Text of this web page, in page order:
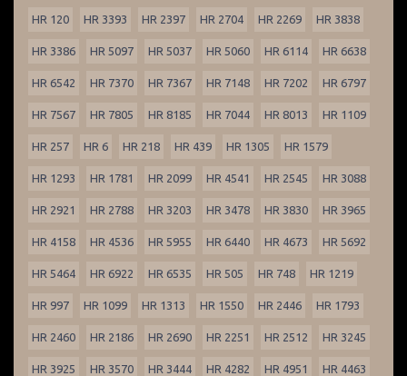
HR 120 HR 3393 HR 2397 HR 2704 HR 2269 HR 3838
HR 3386 HR 5097 HR 5037 HR 5060 HR 6114 HR 6638
HR 6542 HR 7370 HR 7367 HR 7148 HR 7202 HR 6797
HR 7567 HR 7805 HR 8185 HR 7044 HR 8013 HR 1109
HR 257 HR 6 HR 218 HR 439 HR 1305 HR 1579
HR 1293 HR 1781 HR 2099 HR 4541 HR 2545 HR 3088
HR 2921 HR 2788 HR 3203 HR 3478 HR 3830 HR 3965
HR 4158 HR 4536 HR 5955 HR 6440 HR 4673 HR 5692
HR 5464 HR 6922 HR 6535 HR 505 HR 748 HR 1219
HR 997 HR 1099 HR 1313 HR 1550 HR 2446 HR 1793
HR 2460 HR 2186 HR 2690 HR 2251 HR 2512 HR 3245
HR 3925 HR 3570 HR 3444 HR 4282 HR 4951 HR 4463